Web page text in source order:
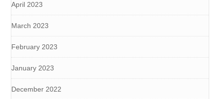
April 2023
March 2023
February 2023
January 2023
December 2022